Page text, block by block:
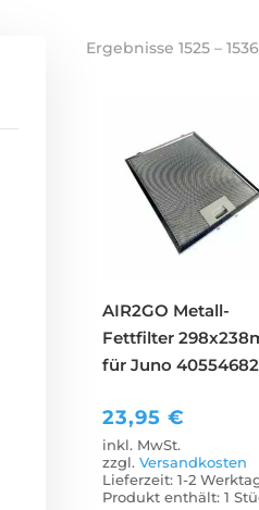
Ergebnisse 1525 –
AIR2GO Metall-
Fettfilter
für Juno
23,95 €
inkl. MwSt.
zzgl. Versandkosten
Lieferzeit: 1-2
Produkt enthält: 1